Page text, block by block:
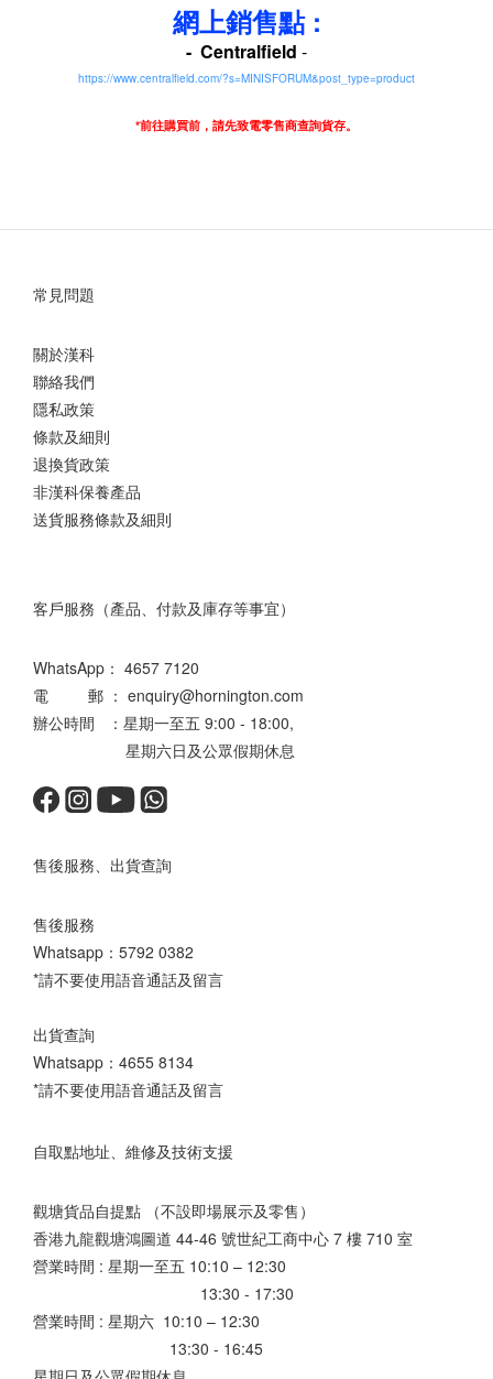
網上銷售點 :
- Centralfield -
https://www.centralfield.com/?s=MINISFORUM&post_type=product
*前往購買前，請先致電零售商查詢貨存。
常見問題
關於漢科
聯絡我們
隱私政策
條款及細則
退換貨政策
非漢科保養產品
送貨服務條款及細則
客戶服務（產品、付款及庫存等事宜）
WhatsApp： 4657 7120
電 郵 ： enquiry@hornington.com
辦公時間 ：星期一至五 9:00 - 18:00,
星期六日及公眾假期休息
售後服務、出貨查詢
售後服務
Whatsapp： 5792 0382
*請不要使用語音通話及留言
出貨查詢
Whatsapp： 4655 8134
*請不要使用語音通話及留言
自取點地址、維修及技術支援
觀塘貨品自提點 （不設即場展示及零售）
香港九龍觀塘鴻圖道 44-46 號世紀工商中心 7 樓 710 室
營業時間 : 星期一至五 10:10 – 12:30
13:30 - 17:30
營業時間 : 星期六 10:10 – 12:30
13:30 - 16:45